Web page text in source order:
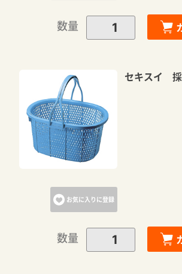
数量
お気に入りに登録
セキスイ 採
数量